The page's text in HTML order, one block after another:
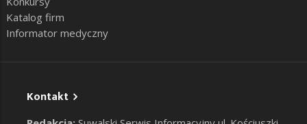
Katalog firm
Informator medyczny
Kontakt